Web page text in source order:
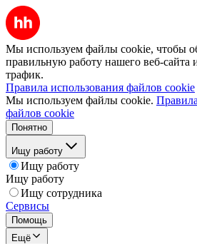
Мы используем файлы cookie, чтобы
правильную работу нашего веб-сайта
трафик.
Правила использования файлов cookie
Мы используем файлы cookie.
файлов cookie
Понятно
Ищу работу
Ищу работу
Ищу работу
Ищу сотрудника
Сервисы
Помощь
Ещё